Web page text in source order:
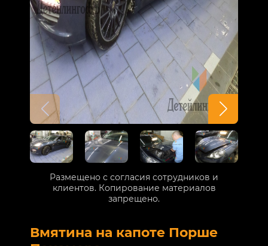
Вмятина на капоте Порше
Размещено с согласия сотрудников и
клиентов. Копирование материалов
запрещено.